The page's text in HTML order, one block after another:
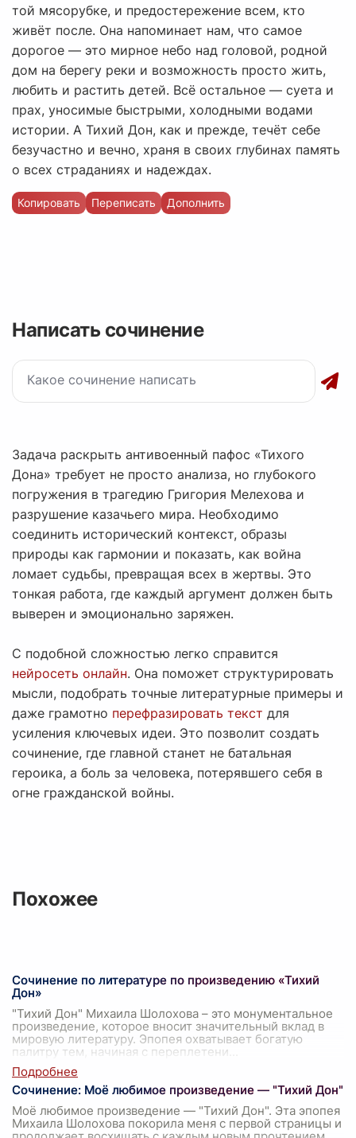
той мясорубке, и предостережение всем, кто
живёт после. Она напоминает нам, что самое
дорогое — это мирное небо над головой, родной
дом на берегу реки и возможность просто жить,
любить и растить детей. Всё остальное — суета и
прах, уносимые быстрыми, холодными водами
истории. А Тихий Дон, как и прежде, течёт себе
безучастно и вечно, храня в своих глубинах память
о всех страданиях и надеждах.
Копировать Переписать Дополнить
Написать сочинение
Задача раскрыть антивоенный пафос «Тихого
Дона» требует не просто анализа, но глубокого
погружения в трагедию Григория Мелехова и
разрушение казачьего мира. Необходимо
соединить исторический контекст, образы
природы как гармонии и показать, как война
ломает судьбы, превращая всех в жертвы. Это
тонкая работа, где каждый аргумент должен быть
выверен и эмоционально заряжен.
С подобной сложностью легко справится
нейросеть онлайн. Она поможет структурировать
мысли, подобрать точные литературные примеры и
даже грамотно перефразировать текст для
усиления ключевых идеи. Это позволит создать
сочинение, где главной станет не батальная
героика, а боль за человека, потерявшего себя в
огне гражданской войны.
Похожее
Сочинение по литературе по произведению «Тихий
Дон»
"Тихий Дон" Михаила Шолохова – это монументальное
произведение, которое вносит значительный вклад в
мировую литературу. Эпопея охватывает богатую
палитру тем, начиная с переплетени
Сочинение: Моё любимое произведение — "Тихий Дон"
Моё любимое произведение — "Тихий Дон". Эта эпопея
Михаила Шолохова покорила меня с первой страницы и